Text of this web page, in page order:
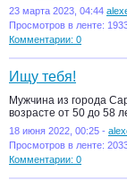
23 марта 2023, 04:44
Просмотров в ленте:
Комментарии: 0
Ищу тебя!
Мужчина из города
возрасте от 50 до 58
18 июня 2022, 00:25 -
Просмотров в ленте:
Комментарии: 0